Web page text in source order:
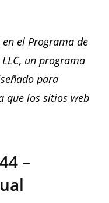
el Programa de
un programa
para
que los sitios web
–